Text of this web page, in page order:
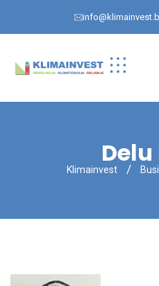
Delu
Klimainvest